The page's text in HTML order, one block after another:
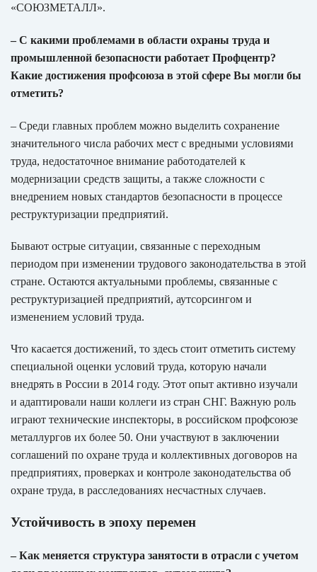
«СОЮЗМЕТАЛЛ».
– С какими проблемами в области охраны труда и
промышленной безопасности работает Профцентр?
Какие достижения профсоюза в этой сфере Вы могли бы
отметить?
– Среди главных проблем можно выделить сохранение
значительного числа рабочих мест с вредными условиями
труда, недостаточное внимание работодателей к
модернизации средств защиты, а также сложности с
внедрением новых стандартов безопасности в процессе
реструктуризации предприятий.
Бывают острые ситуации, связанные с переходным
периодом при изменении трудового законодательства в этой
стране. Остаются актуальными проблемы, связанные с
реструктуризацией предприятий, аутсорсингом и
изменением условий труда.
Что касается достижений, то здесь стоит отметить систему
специальной оценки условий труда, которую начали
внедрять в России в 2014 году. Этот опыт активно изучали
и адаптировали наши коллеги из стран СНГ. Важную роль
играют технические инспекторы, в российском профсоюзе
металлургов их более 50. Они участвуют в заключении
соглашений по охране труда и коллективных договоров на
предприятиях, проверках и контроле законодательства об
охране труда, в расследованиях несчастных случаев.
Устойчивость в эпоху перемен
– Как меняется структура занятости в отрасли с учетом